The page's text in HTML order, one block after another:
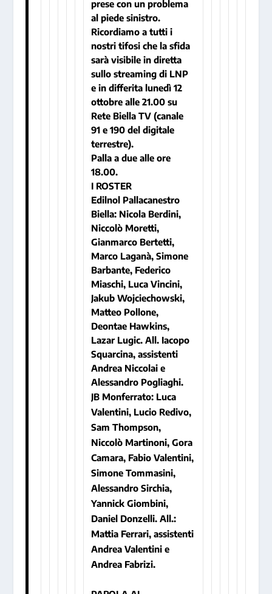
prese con un problema
al piede sinistro.
Ricordiamo a tutti i
nostri tifosi che la sfida
sarà visibile in diretta
sullo streaming di LNP
e in differita lunedì 12
ottobre alle 21.00 su
Rete Biella TV (canale
91 e 190 del digitale
terrestre).
Palla a due alle ore
18.00.
I ROSTER
Edilnol Pallacanestro
Biella: Nicola Berdini,
Niccolò Moretti,
Gianmarco Bertetti,
Marco Laganà, Simone
Barbante, Federico
Miaschi, Luca Vincini,
Jakub Wojciechowski,
Matteo Pollone,
Deontae Hawkins,
Lazar Lugic. All. Iacopo
Squarcina, assistenti
Andrea Niccolai e
Alessandro Pogliaghi.
JB Monferrato: Luca
Valentini, Lucio Redivo,
Sam Thompson,
Niccolò Martinoni, Gora
Camara, Fabio Valentini,
Simone Tommasini,
Alessandro Sirchia,
Yannick Giombini,
Daniel Donzelli. All.:
Mattia Ferrari, assistenti
Andrea Valentini e
Andrea Fabrizi.